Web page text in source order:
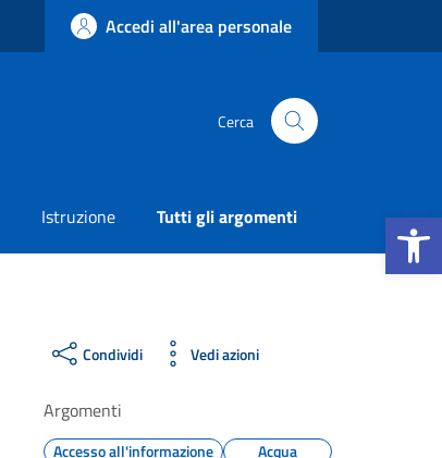
Apri la
Accedi all'area personale
Cerca
Istruzione Tutti gli argomenti
Condividi Vedi azioni
Argomenti
Accesso all'informazione
Acqua